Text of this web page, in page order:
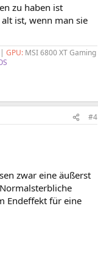
zu haben ist
ist, wenn man sie
GPU:MSI 6800 XT Gaming
#4
zwar eine äußerst
Endeffekt für eine